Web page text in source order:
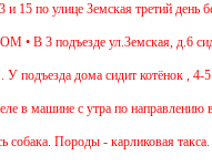
по улице Земская третий день
В 3 подъезде ул.Земская, д.6
дома сидит котёнок , 4-5
в машине с утра по направлению в
Породы - карликовая такса.